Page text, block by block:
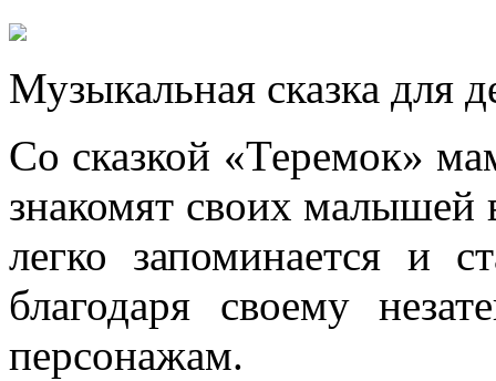
Музыкальная сказка для
Со сказкой «Теремок»
знакомят своих малышей
легко запоминается и
благодаря своему
персонажам.